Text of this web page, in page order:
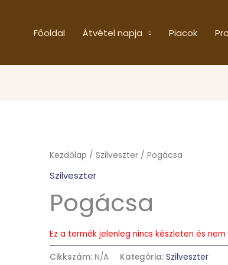
Főoldal Átvétel napja Piacok
Kezdőlap / Szilveszter / Pogácsa
Szilveszter
Pogácsa
Ez a termék jelenleg nincs készleten és
Cikkszám: N/A Kategória: Szilveszter